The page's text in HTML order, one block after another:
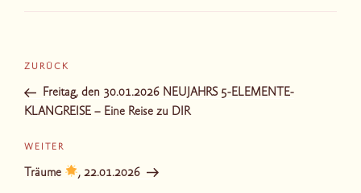
Beitragsnavigation
Vorheriger
Beitrag
ZURÜCK
Freitag, den 30.01.2026 NEUJAHRS 5-ELEMENTE-
KLANGREISE – Eine Reise zu DIR
Nächster
Beitrag
WEITER
Träume , 22.01.2026